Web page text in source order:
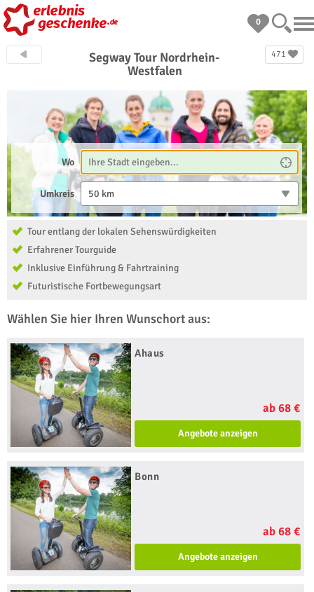
0
471
Segway Tour Nordrhein-
Westfalen
Wo
Umkreis 50 km
Tour entlang der lokalen Sehenswürdigkeiten
Erfahrener Tourguide
Inklusive Einführung & Fahrtraining
Futuristische Fortbewegungsart
Wählen Sie hier Ihren Wunschort aus:
Ahaus
ab 68 €
Angebote anzeigen
Bonn
ab 68 €
Angebote anzeigen